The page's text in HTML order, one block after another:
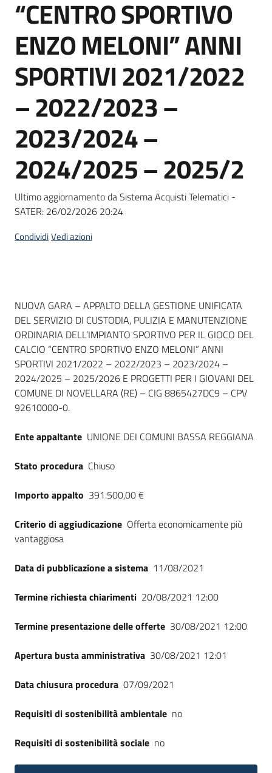
“CENTRO SPORTIVO
ENZO MELONI” ANNI
SPORTIVI 2021/2022
– 2022/2023 –
2023/2024 –
2024/2025 – 2025/2
Ultimo aggiornamento da Sistema Acquisti Telematici -
SATER: 26/02/2026 20:24
CondividiVedi azioni
Dati del bando
NUOVA GARA – APPALTO DELLA GESTIONE UNIFICATA
DEL SERVIZIO DI CUSTODIA, PULIZIA E MANUTENZIONE
ORDINARIA DELL’IMPIANTO SPORTIVO PER IL GIOCO DEL
CALCIO “CENTRO SPORTIVO ENZO MELONI” ANNI
SPORTIVI 2021/2022 – 2022/2023 – 2023/2024 –
2024/2025 – 2025/2026 E PROGETTI PER I GIOVANI DEL
COMUNE DI NOVELLARA (RE) – CIG 8865427DC9 – CPV
92610000-0.
Ente appaltante UNIONE DEI COMUNI BASSA REGGIANA
Stato procedura Chiuso
Importo appalto 391.500,00 €
Criterio di aggiudicazione Offerta economicamente più
vantaggiosa
Data di pubblicazione a sistema 11/08/2021
Termine richiesta chiarimenti 20/08/2021 12:00
Termine presentazione delle offerte 30/08/2021 12:00
Apertura busta amministrativa 30/08/2021 12:01
Data chiusura procedura 07/09/2021
Requisiti di sostenibilità ambientale no
Requisiti di sostenibilità sociale no